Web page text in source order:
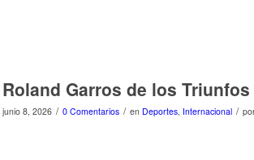
Roland Garros de los
junio 8, 2026 / 0 Comentarios / en Deportes Internacional /